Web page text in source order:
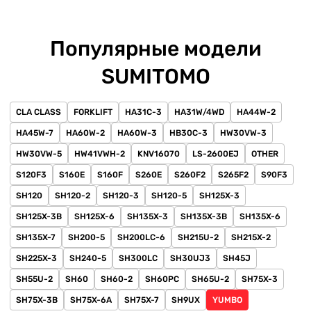
Популярные модели
SUMITOMO
CLA CLASS FORKLIFT HA31C-3 HA31W/4WD HA44W-2
HA45W-7 HA60W-2 HA60W-3 HB30C-3 HW30VW-3
HW30VW-5 HW41VWH-2 KNV16070 LS-2600EJ OTHER
S120F3 S160E S160F S260E S260F2 S265F2 S90F3
SH120 SH120-2 SH120-3 SH120-5 SH125X-3
SH125X-3B SH125X-6 SH135X-3 SH135X-3B SH135X-6
SH135X-7 SH200-5 SH200LC-6 SH215U-2 SH215X-2
SH225X-3 SH240-5 SH300LC SH30UJ3 SH45J
SH55U-2 SH60 SH60-2 SH60PC SH65U-2 SH75X-3
SH75X-3B SH75X-6A SH75X-7 SH9UX YUMBO